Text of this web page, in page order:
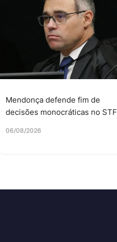
Mendonça defende fim de
decisões monocráticas no STF
06/08/2026